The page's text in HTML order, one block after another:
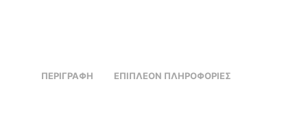
ΠΕΡΙΓΡΑΦΉ ΕΠΙΠΛΈΟΝ ΠΛΗΡΟΦΟΡΊΕΣ